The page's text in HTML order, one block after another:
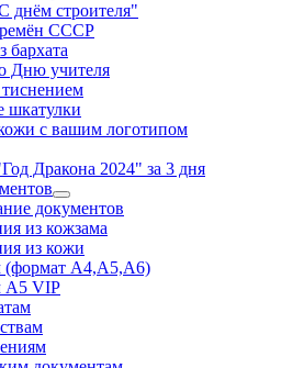
днём строителя"
СССР
бархата
Дню учителя
шкатулки
с вашим логотипом
Дракона 2024" за 3 дня
документов
из кожзама
из кожи
(формат А4,А5,А6)
А5 VIP